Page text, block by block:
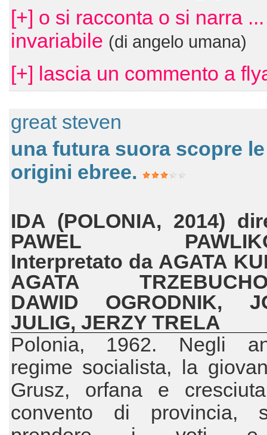
[+] o si racconta o si narra ...
invariabile (di angelo umana)
[+] lascia un commento a
great steven
una futura suora scopre
origini ebree.
IDA (POLONIA, 2014)
PAWEL
Interpretato da AGATA
AGATA
DAWID OGRODNIK,
JULIG, JERZY TRELA
Polonia, 1962. Negli
regime socialista, la
Grusz, orfana e
convento di provincia,